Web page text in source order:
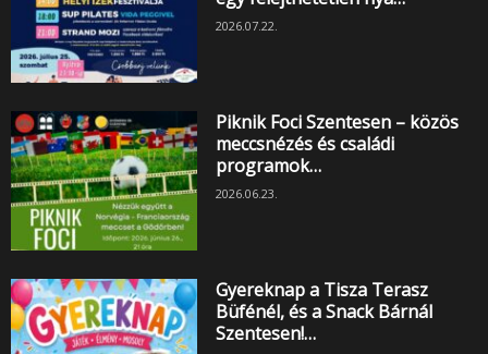
2026.07.22.
Piknik Foci Szentesen – közös
meccsnézés és családi
programok…
2026.06.23.
Gyereknap a Tisza Terasz
Büfénél, és a Snack Bárnál
Szentesen!…